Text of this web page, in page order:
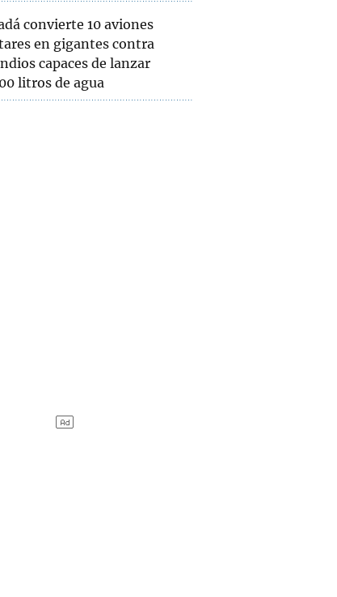
convierte 10 aviones
en gigantes contra
capaces de lanzar
litros de agua